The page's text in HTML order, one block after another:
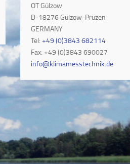
OT Gülzow
D-18276 Gülzow-Prüzen
GERMANY
Tel:+49 (0)3843 682114
Fax: +49 (0)3843 690027
info@klimamesstechnik.de